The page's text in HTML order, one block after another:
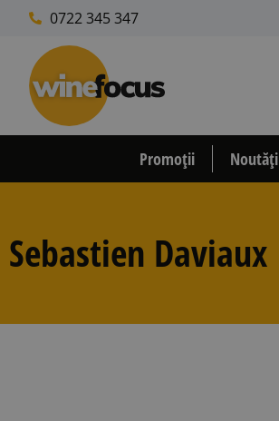
0722 345 347
Promoții Noutăți
Sebastien Daviaux